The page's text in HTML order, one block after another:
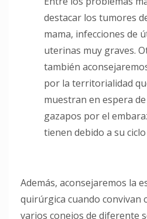
destacar los tumores
mama, infecciones de
uterinas muy graves.
también
por la territorialidad
muestran en espera
gazapos por el
tienen debido a su
Además, aconsejaremos la
quirúrgica cuando convivan
varios conejos de diferente